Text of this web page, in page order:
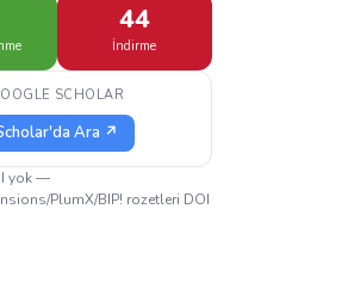
44
İndirme
SCHOLAR
Ara ↗
yok —
PlumX/BIP! rozetleri DOI